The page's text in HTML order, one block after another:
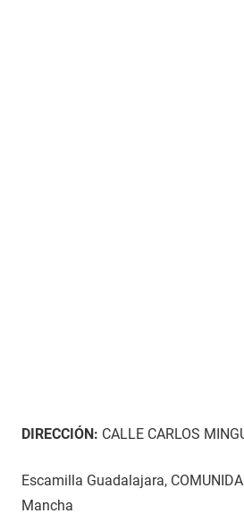
DIRECCIÓN: CALLE CARLOS
Escamilla Guadalajara,
Mancha